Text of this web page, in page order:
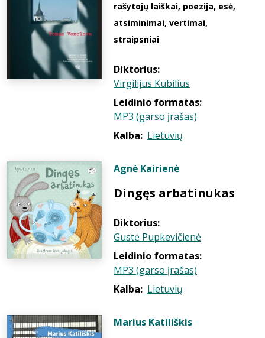
rašytojų laiškai, poezija, esė,
atsiminimai, vertimai,
straipsniai
Diktorius:
Virgilijus Kubilius
Leidinio formatas:
MP3 (garso įrašas)
Kalba: Lietuvių
Agnė Kairienė
Dingęs arbatinukas
Diktorius:
Gustė Pupkevičienė
Leidinio formatas:
MP3 (garso įrašas)
Kalba: Lietuvių
Marius Katiliškis